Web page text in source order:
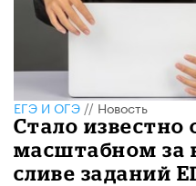
ЕГЭ И ОГЭ//Новость
Стало известно
масштабном за
сливе заданий